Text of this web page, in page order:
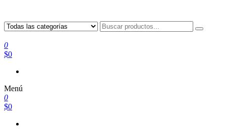
0
$0
Menú
0
$0